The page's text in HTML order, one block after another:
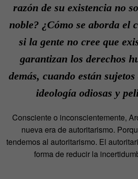
razón de su existencia no
noble? ¿Cómo se aborda el
si la gente no cree que
garantizan los derechos
demás, cuando están
ideología odiosas y
Consciente o inconscientemente,
nueva era de autoritarismo.
tendemos al autoritarismo. El
forma de reducir la